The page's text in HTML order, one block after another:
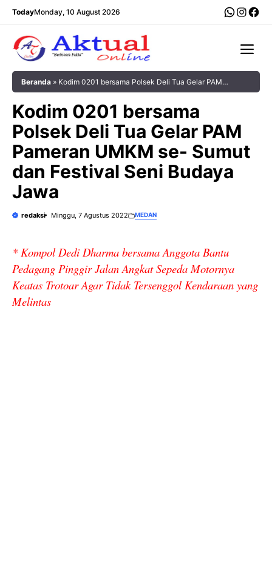
Langsung
TodayMonday, 10 August 2026
Beranda » Kodim 0201 bersama Polsek Deli Tua Gelar PAM
Kodim 0201 bersama
Polsek Deli Tua Gelar PAM
Pameran UMKM se- Sumut
dan Festival Seni Budaya
Jawa
redaksi Minggu, 7 Agustus 2022 MEDAN
* Kompol Dedi Dharma bersama Anggota Bantu
Pedagang Pinggir Jalan Angkat Sepeda Motornya
Keatas Trotoar Agar Tidak Tersenggol Kendaraan yang
Melintas